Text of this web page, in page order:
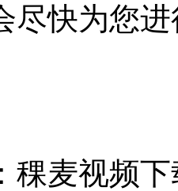
尽快为您
稞麦视频下